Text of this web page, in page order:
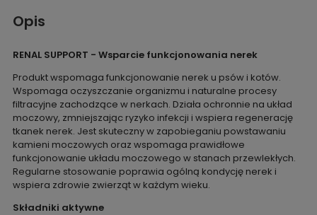
Opis
RENAL SUPPORT - Wsparcie funkcjonowania nerek
Produkt wspomaga funkcjonowanie nerek u psów i kotów.
Wspomaga oczyszczanie organizmu i naturalne procesy
filtracyjne zachodzące w nerkach. Działa ochronnie na układ
moczowy, zmniejszając ryzyko infekcji i wspiera regenerację
tkanek nerek. Jest skuteczny w zapobieganiu powstawaniu
kamieni moczowych oraz wspomaga prawidłowe
funkcjonowanie układu moczowego w stanach przewlekłych.
Regularne stosowanie poprawia ogólną kondycję nerek i
wspiera zdrowie zwierząt w każdym wieku.
Składniki aktywne